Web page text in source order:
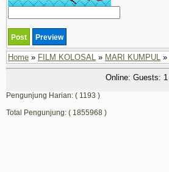
Home » FILM KOLOSAL » MARI KUMPUL »
Online: Guests: 1
Pengunjung Harian: ( 1193 )
Total Pengunjung: ( 1855968 )